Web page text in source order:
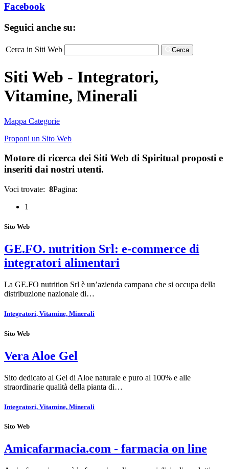
Facebook
Seguici anche su:
Cerca in Siti Web Cerca
Siti Web - Integratori,
Vitamine, Minerali
Mappa Categorie
Proponi un Sito Web
Motore di ricerca dei Siti Web di Spiritual proposti e
inseriti dai nostri utenti.
Voci trovate: 8Pagina:
1
Sito Web
GE.FO. nutrition Srl: e-commerce di
integratori alimentari
La GE.FO nutrition Srl è un’azienda campana che si occupa della
distribuzione nazionale di…
Integratori, Vitamine, Minerali
Sito Web
Vera Aloe Gel
Sito dedicato al Gel di Aloe naturale e puro al 100% e alle
straordinarie qualità della pianta di…
Integratori, Vitamine, Minerali
Sito Web
Amicafarmacia.com - farmacia on line